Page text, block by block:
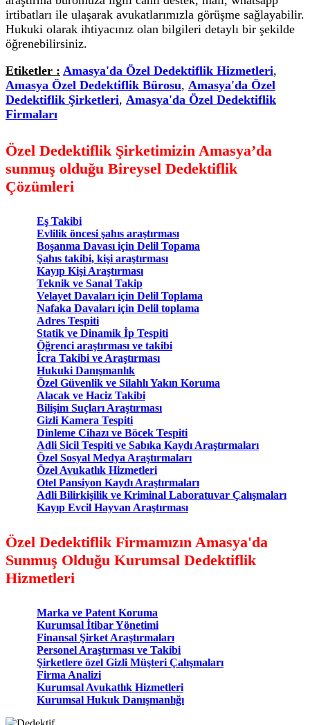
irtibatları ile ulaşarak avukatlarımızla görüşme sağlayabilir.
Hukuki olarak ihtiyacınız olan bilgileri detaylı bir şekilde
öğrenebilirsiniz.
Etiketler : Amasya'da Özel Dedektiflik Hizmetleri,
Amasya Özel Dedektiflik Bürosu, Amasya'da Özel
Dedektiflik Şirketleri, Amasya'da Özel Dedektiflik
Firmaları
Özel Dedektiflik Şirketimizin Amasya’da
sunmuş olduğu Bireysel Dedektiflik
Çözümleri
Eş Takibi
Evlilik öncesi şahıs araştırması
Boşanma Davası için Delil Topama
Şahıs takibi, kişi araştırması
Kayıp Kişi Araştırması
Teknik ve Sanal Takip
Velayet Davaları için Delil Toplama
Nafaka Davaları için Delil toplama
Adres Tespiti
Statik ve Dinamik İp Tespiti
Öğrenci araştırması ve takibi
İcra Takibi ve Araştırması
Hukuki Danışmanlık
Özel Güvenlik ve Silahlı Yakın Koruma
Alacak ve Haciz Takibi
Bilişim Suçları Araştırması
Gizli Kamera Tespiti
Dinleme Cihazı ve Böcek Tespiti
Adli Sicil Tespiti ve Sabıka Kaydı Araştırmaları
Özel Sosyal Medya Araştırmaları
Özel Avukatlık Hizmetleri
Otel Pansiyon Kaydı Araştırmaları
Adli Bilirkişilik ve Kriminal Laboratuvar Çalışmaları
Kayıp Evcil Hayvan Araştırması
Özel Dedektiflik Firmamızın Amasya'da
Sunmuş Olduğu Kurumsal Dedektiflik
Hizmetleri
Marka ve Patent Koruma
Kurumsal İtibar Yönetimi
Finansal Şirket Araştırmaları
Personel Araştırması ve Takibi
Şirketlere özel Gizli Müşteri Çalışmaları
Firma Analizi
Kurumsal Avukatlık Hizmetleri
Kurumsal Hukuk Danışmanlığı